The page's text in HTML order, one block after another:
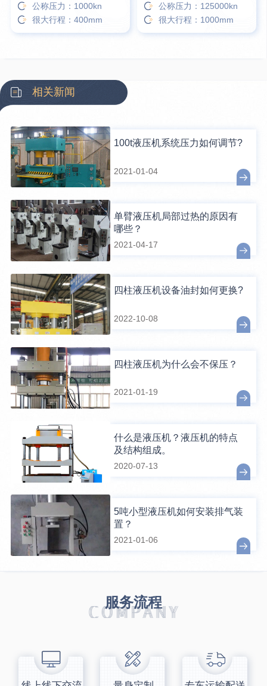
公称压力：1000kn
很大行程：400mm
公称压力：125000kn
很大行程：1000mm
相关新闻
100t液压机系统压力如何调节?
2021-01-04
单臂液压机局部过热的原因有
哪些？
2021-04-17
四柱液压机设备油封如何更换?
2022-10-08
四柱液压机为什么会不保压？
2021-01-19
什么是液压机？液压机的特点
及结构组成。
2020-07-13
5吨小型液压机如何安装排气装
置？
2021-01-06
服务流程